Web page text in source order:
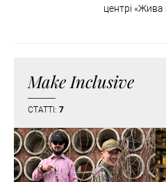
центрі
Make Inclusive
СТАТТІ: 7